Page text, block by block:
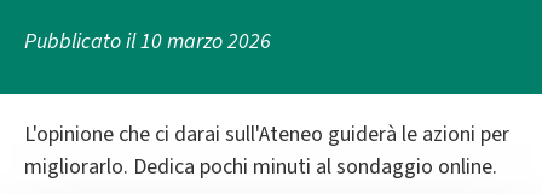
Pubblicato il10 marzo 2026
L'opinione che ci darai sull'Ateneo guiderà le azioni per
migliorarlo. Dedica pochi minuti al sondaggio online.